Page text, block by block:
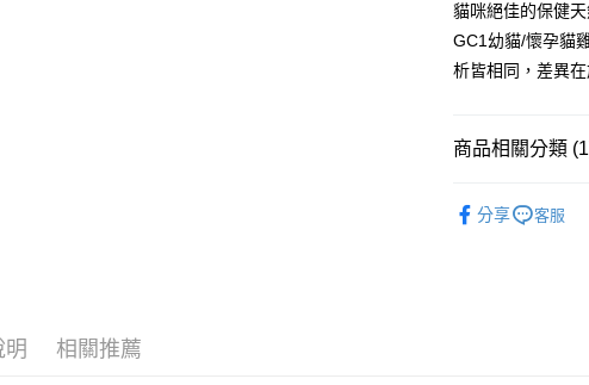
全家取貨付款
每筆NT$70，滿
每筆NT$70，滿
貓咪絕佳的保健天
GC1幼貓/懷孕貓
析皆相同，差異
商品相關分類
分享
客服
明 相關推薦